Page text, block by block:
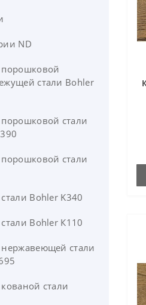
ножей из стали
для ножей из стали
для ножей из стали
для ножей из стали
для ножей из стали
ножей из
ND
стали Bohler
стали
стали
Bohler K340
Bohler К110
стали
стали